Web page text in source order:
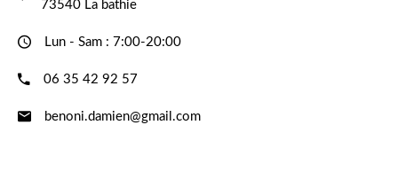
73540 La bathie
Lun - Sam : 7:00-20:00
06 35 42 92 57
benoni.damien@gmail.com